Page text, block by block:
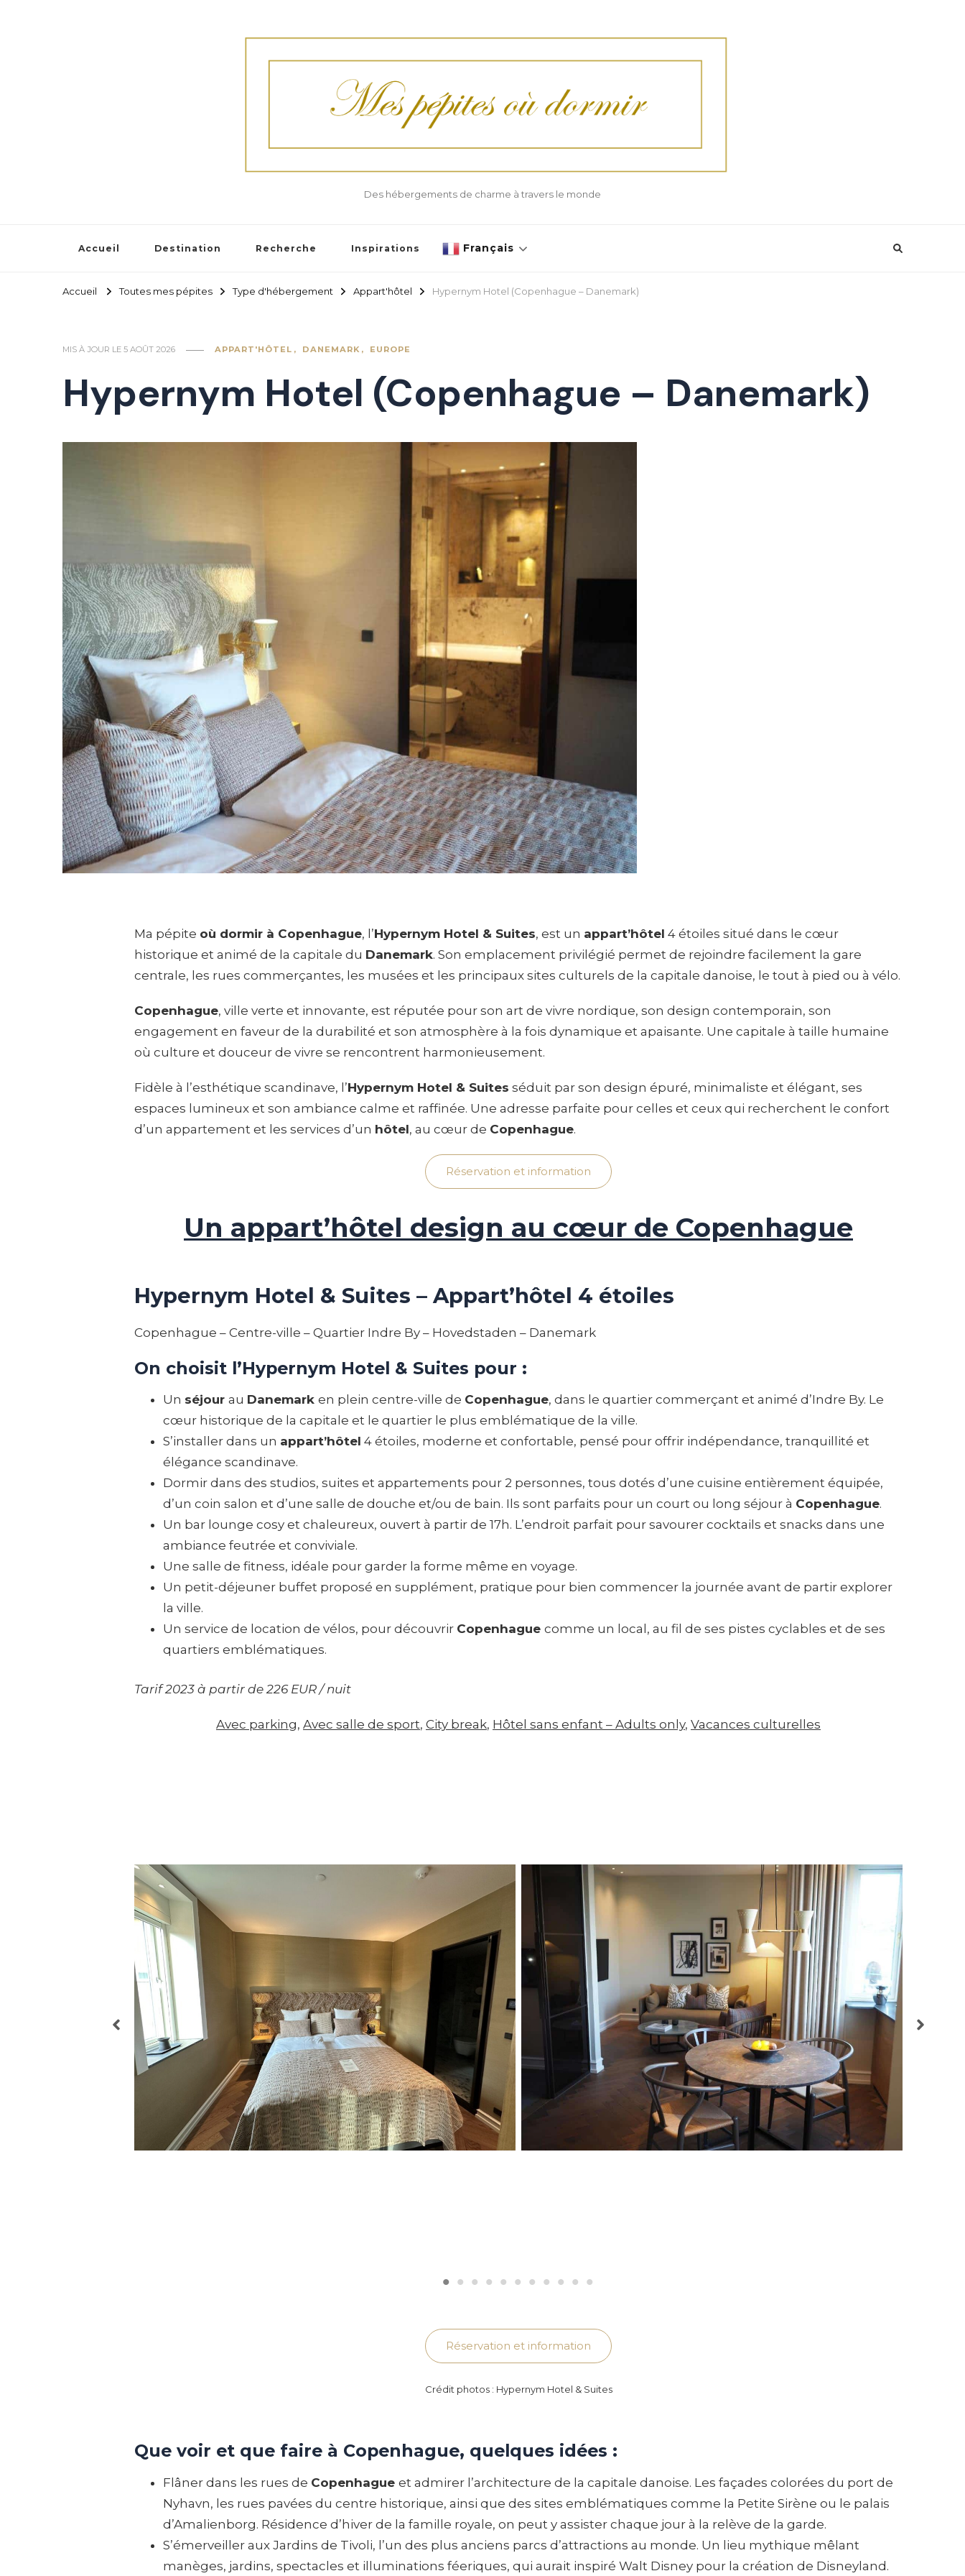
Des hébergements de charme à travers le monde
Accueil Destination Recherche Inspirations Français
Accueil Toutes mes pépites Type d'hébergement Appart'hôtel Hypernym Hotel (Copenhague – Danemark)
MIS À JOUR LE 5 AOÛT 2026 APPART'HÔTEL DANEMARK EUROPE
Hypernym Hotel (Copenhague – Danemark)
Ma pépite où dormir à Copenhague, l’Hypernym Hotel & Suites, est un appart’hôtel 4 étoiles situé dans le cœur
historique et animé de la capitale du Danemark. Son emplacement privilégié permet de rejoindre facilement la gare
centrale, les rues commerçantes, les musées et les principaux sites culturels de la capitale danoise, le tout à pied ou à vélo.
Copenhague, ville verte et innovante, est réputée pour son art de vivre nordique, son design contemporain, son
engagement en faveur de la durabilité et son atmosphère à la fois dynamique et apaisante. Une capitale à taille humaine
où culture et douceur de vivre se rencontrent harmonieusement.
Fidèle à l’esthétique scandinave, l’Hypernym Hotel & Suites séduit par son design épuré, minimaliste et élégant, ses
espaces lumineux et son ambiance calme et raffinée. Une adresse parfaite pour celles et ceux qui recherchent le confort
d’un appartement et les services d’un hôtel, au cœur de Copenhague.
Réservation et information
Un appart’hôtel design au cœur de Copenhague
Hypernym Hotel & Suites – Appart’hôtel 4 étoiles
Copenhague – Centre-ville – Quartier Indre By – Hovedstaden – Danemark
On choisit l’Hypernym Hotel & Suites pour :
Un séjour au Danemark en plein centre-ville de Copenhague, dans le quartier commerçant et animé d’Indre By. Le
cœur historique de la capitale et le quartier le plus emblématique de la ville.
S’installer dans un appart’hôtel 4 étoiles, moderne et confortable, pensé pour offrir indépendance, tranquillité et
élégance scandinave.
Dormir dans des studios, suites et appartements pour 2 personnes, tous dotés d’une cuisine entièrement équipée,
d’un coin salon et d’une salle de douche et/ou de bain. Ils sont parfaits pour un court ou long séjour à Copenhague.
Un bar lounge cosy et chaleureux, ouvert à partir de 17h. L’endroit parfait pour savourer cocktails et snacks dans une
ambiance feutrée et conviviale.
Une salle de fitness, idéale pour garder la forme même en voyage.
Un petit-déjeuner buffet proposé en supplément, pratique pour bien commencer la journée avant de partir explorer
la ville.
Un service de location de vélos, pour découvrir Copenhague comme un local, au fil de ses pistes cyclables et de ses
quartiers emblématiques.
Tarif 2023 à partir de 226 EUR / nuit
Avec parking, Avec salle de sport, City break, Hôtel sans enfant – Adults only, Vacances culturelles
Réservation et information
Crédit photos : Hypernym Hotel & Suites
Que voir et que faire à Copenhague, quelques idées :
Flâner dans les rues de Copenhague et admirer l’architecture de la capitale danoise. Les façades colorées du port de
Nyhavn, les rues pavées du centre historique, ainsi que des sites emblématiques comme la Petite Sirène ou le palais
d’Amalienborg. Résidence d’hiver de la famille royale, on peut y assister chaque jour à la relève de la garde.
S’émerveiller aux Jardins de Tivoli, l’un des plus anciens parcs d’attractions au monde. Un lieu mythique mêlant
manèges, jardins, spectacles et illuminations féeriques, qui aurait inspiré Walt Disney pour la création de Disneyland.